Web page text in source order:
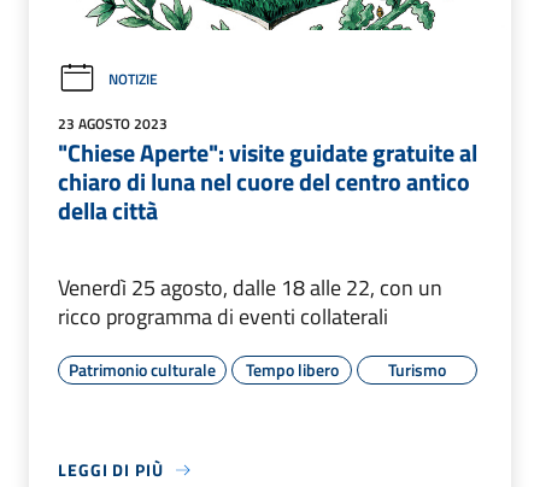
NOTIZIE
23 AGOSTO 2023
"Chiese Aperte": visite guidate gratuite al
chiaro di luna nel cuore del centro antico
della città
Venerdì 25 agosto, dalle 18 alle 22, con un
ricco programma di eventi collaterali
Patrimonio culturale Tempo libero Turismo
LEGGI DI PIÙ